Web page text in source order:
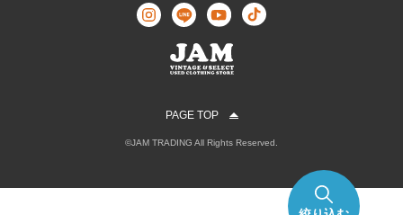
PAGE TOP
©JAM TRADING All Rights Reserved.